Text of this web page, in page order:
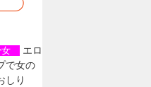
女
エロ
で女の
しり